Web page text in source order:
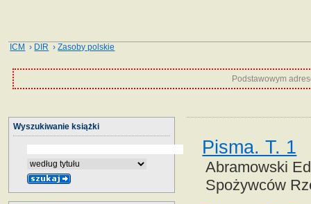
ICM › DIR ›Zasoby polskie
Podstawowym
Pisma. T. 1
Abramowski
Spożywców
Wyszukiwanie książki